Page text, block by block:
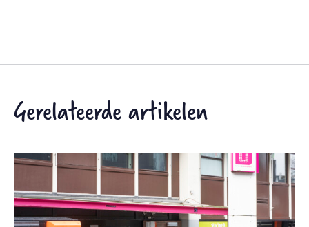
Gerelateerde artikelen